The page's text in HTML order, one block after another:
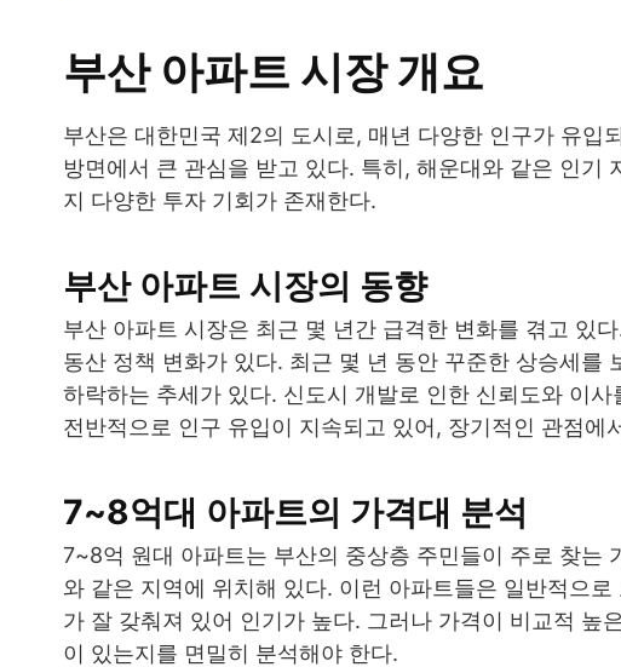
부산 아파트 시장 개요
부산은 대한민국 제2의 도시로, 매년 다양한 인구가 유
방면에서 큰 관심을 받고 있다. 특히, 해운대와 같은 인
지 다양한 투자 기회가 존재한다.
부산 아파트 시장의 동향
부산 아파트 시장은 최근 몇 년간 급격한 변화를 겪고 있
동산 정책 변화가 있다. 최근 몇 년 동안 꾸준한 상승세를
하락하는 추세가 있다. 신도시 개발로 인한 신뢰도와 이
전반적으로 인구 유입이 지속되고 있어, 장기적인 관점에
7~8억대 아파트의 가격대 분석
7~8억 원대 아파트는 부산의 중상층 주민들이 주로 찾는
와 같은 지역에 위치해 있다. 이런 아파트들은 일반적으
가 잘 갖춰져 있어 인기가 높다. 그러나 가격이 비교적 높
이 있는지를 면밀히 분석해야 한다.